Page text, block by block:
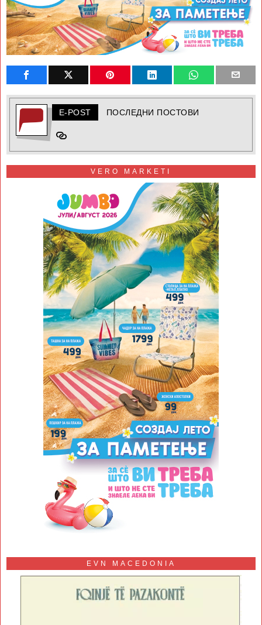
E-POST ПОСЛЕДНИ ПОСТОВИ
VERO MARKETI
EVN MACEDONIA